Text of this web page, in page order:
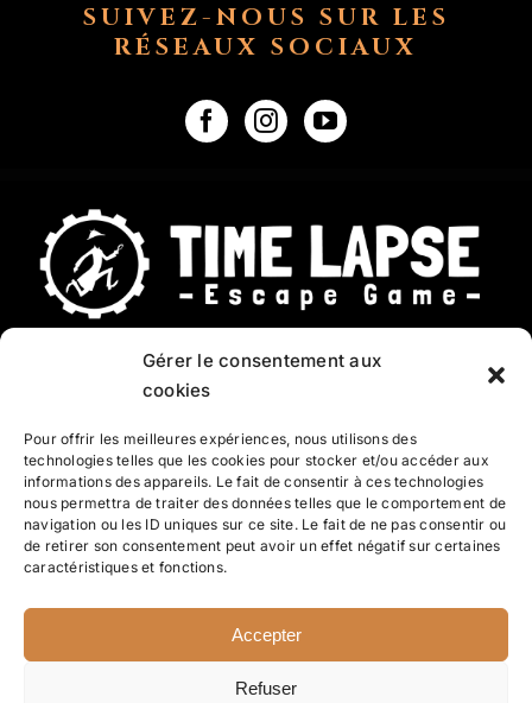
Gérer le consentement aux
cookies
Pour offrir les meilleures expériences, nous utilisons des
technologies telles que les cookies pour stocker et/ou accéder aux
informations des appareils. Le fait de consentir à ces technologies
nous permettra de traiter des données telles que le comportement de
navigation ou les ID uniques sur ce site. Le fait de ne pas consentir ou
de retirer son consentement peut avoir un effet négatif sur certaines
caractéristiques et fonctions.
Accepter
Refuser
SUIVEZ-NOUS SUR LES
RÉSEAUX SOCIAUX
Questions fréquentes
CGV
Contact
Mentions légales
Politique de confidentialité